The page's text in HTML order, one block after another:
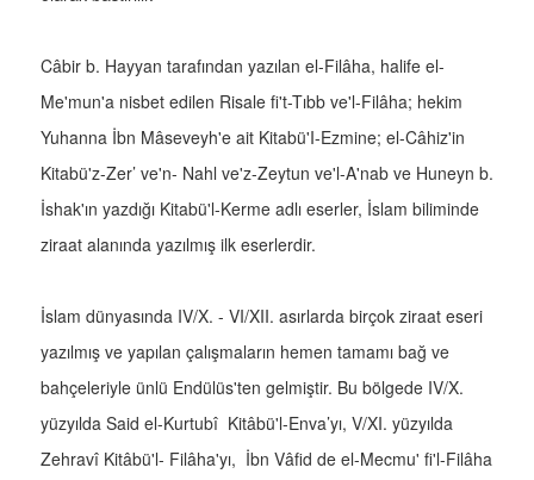
Câbir b. Hayyan tarafından yazılan el-Filâha, halife el-
Me'mun'a nisbet edilen Risale fi't-Tıbb ve'l-Filâha; hekim
Yuhanna İbn Mâseveyh'e ait Kitabü'I-Ezmine; el-Câhiz'in
Kitabü'z-Zer’ ve'n- Nahl ve'z-Zeytun ve'l-A'nab ve Huneyn b.
İshak'ın yazdığı Kitabü'l-Kerme adlı eserler, İslam biliminde
ziraat alanında yazılmış ilk eserlerdir.
İslam dünyasında IV/X. - VI/XII. asırlarda birçok ziraat eseri
yazılmış ve yapılan çalışmaların hemen tamamı bağ ve
bahçeleriyle ünlü Endülüs'ten gelmiştir. Bu bölgede IV/X.
yüzyılda Said el-Kurtubî Kitâbü'l-Enva’yı, V/XI. yüzyılda
Zehravî Kitâbü'l- Filâha'yı, İbn Vâfid de el-Mecmu' fi'l-Filâha